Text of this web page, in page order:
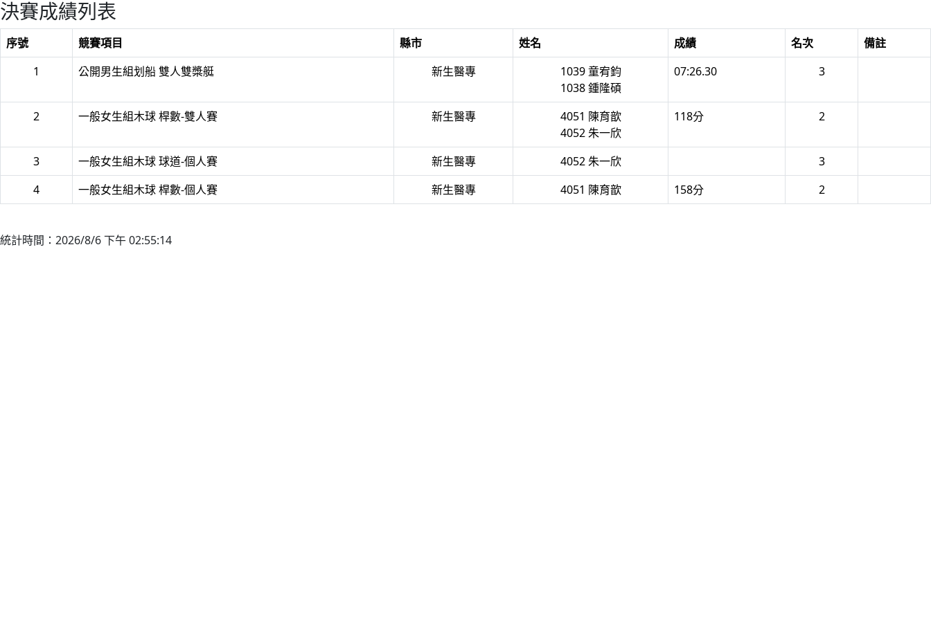
決賽成績列表
序號 競賽項目 縣市 姓名 成績 名次
備註
1
公開男生組划船 雙人雙槳艇 新生醫專
1039 童宥鈞
1038 鍾隆碩
07:26.30 3
2 一般女生組木球 桿數-雙人賽 新生醫專
4051 陳育歆
4052 朱一欣
118分 2
3 一般女生組木球 球道-個人賽 新生醫專 4052 朱一欣
3
4
一般女生組木球 桿數-個人賽 新生醫專 4051 陳育歆 158分 2
統計時間：2026/8/6 下午 02:55:14